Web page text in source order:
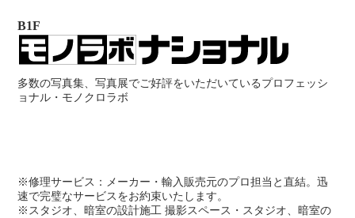
B1F
多数の写真集、写真展でご好評をいただいているプロフェッシ
ョナル・モノクロラボ
※修理サービス：メーカー・輸入販売元のプロ担当と直結。迅
速で完璧なサービスをお約束いたします。
※スタジオ、暗室の設計施工 撮影スペース・スタジオ、暗室の